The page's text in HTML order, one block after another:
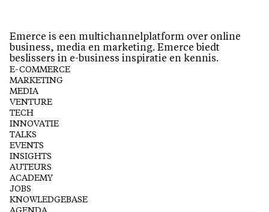
Emerce is een multichannelplatform over online
business, media en marketing. Emerce biedt
beslissers in e-business inspiratie en kennis.
E-COMMERCE
MARKETING
MEDIA
VENTURE
TECH
INNOVATIE
TALKS
EVENTS
INSIGHTS
AUTEURS
ACADEMY
JOBS
KNOWLEDGEBASE